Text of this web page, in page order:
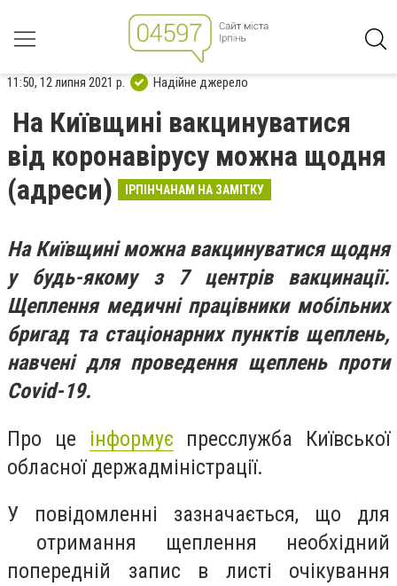
11:50, 12 липня 2021 р. Надійне джерело
На Київщині вакцинуватися
від коронавірусу можна щодня
(адреси)
ІРПІНЧАНАМ НА ЗАМІТКУ
На Київщині можна вакцинуватися щодня
у будь-якому з 7 центрів вакцинації.
Щеплення медичні працівники мобільних
бригад та стаціонарних пунктів щеплень,
навчені для проведення щеплень проти
Covid-19.
Про це інформує пресслужба Київської
обласної держадміністрації.
У повідомленні зазначається, що для
отримання щеплення необхідний
попередній запис в листі очікування